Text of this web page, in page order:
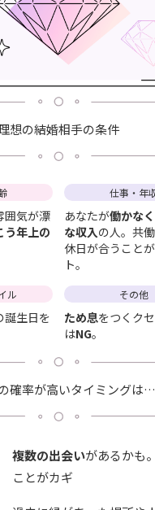
想の結婚相手の条件
囲気が漂
う年上の
仕事・年
あなたが働かな
な収入の人。共働
休日が合うこと
ト。
ル
誕生日を
その他
ため息をつくク
はNG。
確率が高いタイミングは…
複数の出会いがあるかも
ことがカギ